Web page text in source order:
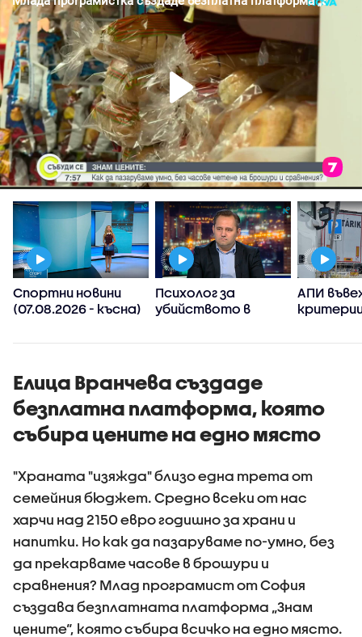
Спортни новини
(07.08.2026 - късна)
Психолог за
убийството в
Възрастните
примерите за
агресивно
поведение
АПИ
Елица Вранчева създаде
безплатна платформа, която
събира цените на едно място
"Храната "изяжда" близо една трета от
семейния бюджет. Средно всеки от нас
харчи над 2150 евро годишно за храни и
напитки. Но как да пазаруваме по-умно, без
да прекарваме часове в брошури и
сравнения? Млад програмист от София
създава безплатната платформа „Знам
цените“, която събира всичко на едно място.